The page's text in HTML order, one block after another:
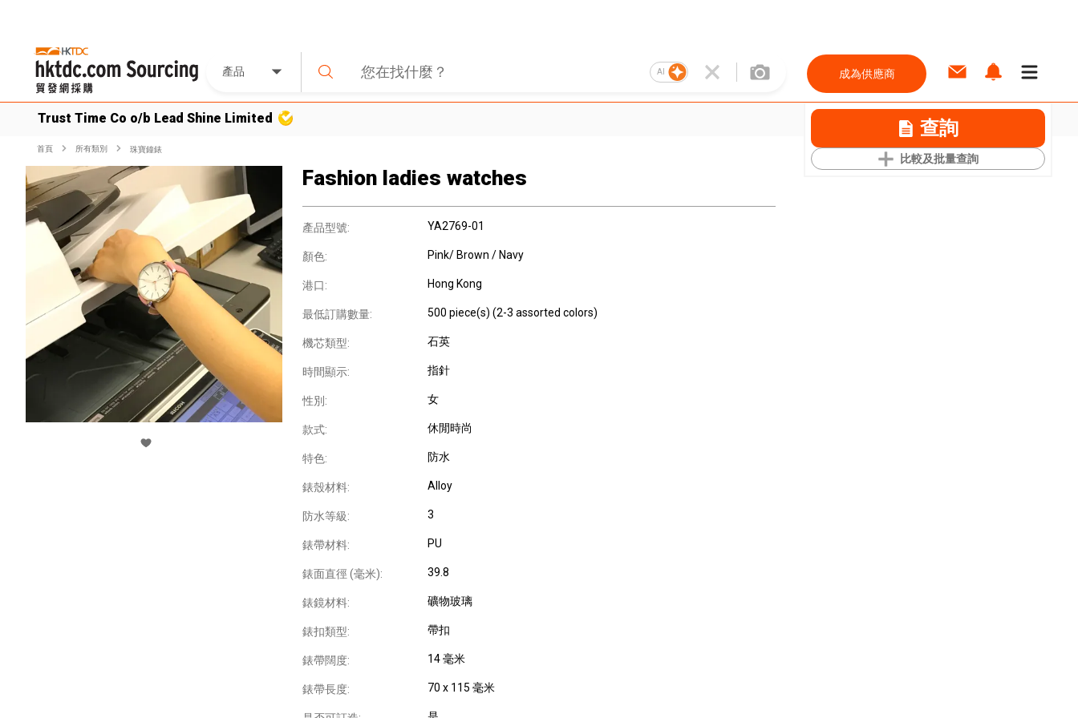
產品 AI 成為供應商
Trust Time Co o/b Lead Shine Limited 查詢
比較及批量查詢
首頁 所有類別 珠寶鐘錶
Fashion ladies watches
產品型號: YA2769-01
顏色: Pink/ Brown / Navy
港口: Hong Kong
最低訂購數量: 500 piece(s) (2-3 assorted colors)
機芯類型: 石英
時間顯示: 指針
性別: 女
款式: 休閒時尚
特色: 防水
錶殼材料: Alloy
防水等級: 3
錶帶材料: PU
錶面直徑 (毫米): 39.8
錶鏡材料: 礦物玻璃
錶扣類型: 帶扣
錶帶闊度: 14 毫米
錶帶長度: 70 x 115 毫米